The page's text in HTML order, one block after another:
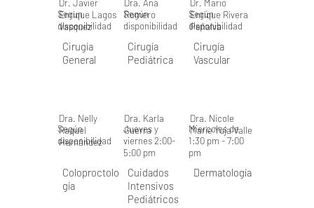
Segun
disponibilidad
Dr. Javier
Enrique Lagos
Vasquez
Según
disponibilidad
Dra. Ana
Romero
Según
disponibilidad
Dr. Mario
Enrique Rivera
Peñalva
Cirugía
General
Según
disponibilidad
Dra. Nelly
Raquel
Hernández
Cirugía
Pediátrica
Jueves y
viernes 2:00-
5:00 pm
Dra. Karla
Guerra
Cirugía
Vascular
Miercoles de
1:30 pm - 7:00
pm
Dra. Nicole
Marie Yuja Valle
Coloproctolo
gía
Cuidados
Intensivos
Pediátricos
Dermatología